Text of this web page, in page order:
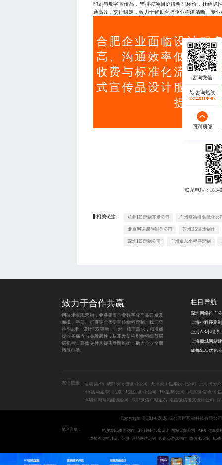
印刷与数字宣传品，坚持按项目阶段明码标价，杜绝隐
通高效，交付稳定，致力于帮助合肥企业构建清晰、专业
合肥企业面临设计服
高、沟通效率低等问
收费与标准化流程，
式宣传品设计服务，
提升市
联系电话：
相关链接： 杭州H5定制开发公司 广州网站排名优化公
北京网课课件制作公司 苏州H5游戏制作
深圳H5定制公司 广州京东小程序定制
咨询热线
18140119082
回到顶部
致力于合作共赢
用技术实现营销，业务覆盖企业数字化产品开发及
海报、手册、折页等全类型宣传物料定制。我们坚
持 “技术 + 设计” 双驱动，一对一梳理需求，精准捕
捉业务痛点与品牌调性，从开发架构到物料细节层
层把控，高效交付且提供后期维护，助力企业全面
拓展市场。
栏目导航
深圳网络推广
上海
成都SEO优化
友情链接： 运动类H5 成都表情包设计公司 天津美工包年设计公司
上海积分
H5活动定制
北京UI交互设计公司 H5定制公司
武汉微信表情
深圳商城网站建设公司
成都微信商城定制 南昌微信推文设计公司 深
Copyright © 2014-2026 成都蓝橙互动科技有限公司
地区合集： 哈尔滨H5页面制作 厦门包装纸盒设计 网站定制公司
AR互动游戏
成都移动端UI设计公司
营销网站定制 长春H5游戏制作 微信H5定制 H5